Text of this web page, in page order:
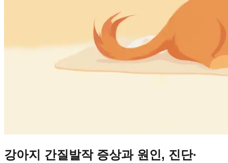
강아지 간질발작 증상과 원인, 진단·